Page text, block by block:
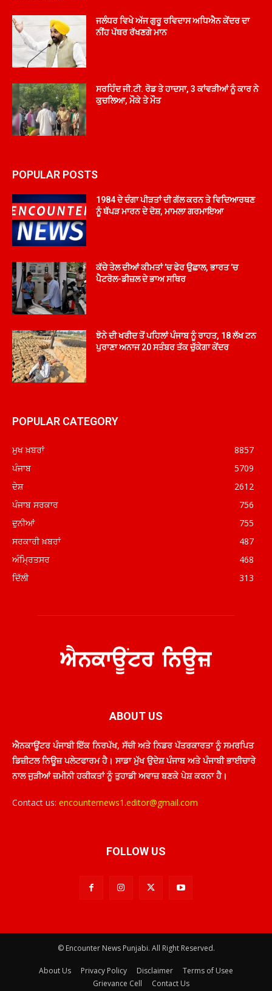
ਜਲੰਧਰ ਵਿਖੇ ਅੱਜ ਗੁਰੂ ਰਵਿਦਾਸ ਅਧਿਐਨ ਕੇਂਦਰ ਦਾ
ਨੀਂਹ ਪੱਥਰ ਰੱਖਣਗੇ ਮਾਨ
ਸਰਹਿੰਦ ਜੀ.ਟੀ. ਰੋਡ ਤੇ ਹਾਦਸਾ, 3 ਕਾਂਵੜੀਆਂ ਨੂੰ ਕਾਰ ਨੇ
ਕੁਚਲਿਆ, ਮੌਕੇ ਤੇ ਮੌਤ
POPULAR POSTS
1984 ਦੇ ਦੰਗਾ ਪੀੜਤਾਂ ਦੀ ਗੱਲ ਕਰਨ ਤੇ ਵਿਦਿਆਰਥਣ
ਨੂੰ ਥੱਪੜ ਮਾਰਨ ਦੇ ਦੋਸ਼, ਮਾਮਲਾ ਗਰਮਾਇਆ
ਕੱਚੇ ਤੇਲ ਦੀਆਂ ਕੀਮਤਾਂ ’ਚ ਫੇਰ ਉਛਾਲ, ਭਾਰਤ ’ਚ
ਪੈਟਰੋਲ-ਡੀਜ਼ਲ ਦੇ ਭਾਅ ਸਥਿਰ
ਝੋਨੇ ਦੀ ਖਰੀਦ ਤੋਂ ਪਹਿਲਾਂ ਪੰਜਾਬ ਨੂੰ ਰਾਹਤ, 18 ਲੱਖ ਟਨ
ਪੁਰਾਣਾ ਅਨਾਜ 20 ਸਤੰਬਰ ਤੱਕ ਚੁੱਕੇਗਾ ਕੇਂਦਰ
POPULAR CATEGORY
ਮੁਖ ਖ਼ਬਰਾਂ
8857
ਪੰਜਾਬ
5709
ਦੇਸ਼
2612
ਪੰਜਾਬ ਸਰਕਾਰ
756
ਦੁਨੀਆਂ
755
ਸਰਕਾਰੀ ਖ਼ਬਰਾਂ
487
ਅੰਮ੍ਰਿਤਸਰ
468
ਦਿੱਲੀ
313
ABOUT US
ਐਨਕਾਊਂਟਰ ਪੰਜਾਬੀ ਇੱਕ ਨਿਰਪੱਖ, ਸੱਚੀ ਅਤੇ ਨਿਡਰ ਪੱਤਰਕਾਰਤਾ ਨੂੰ ਸਮਰਪਿਤ
ਡਿਜ਼ੀਟਲ ਨਿਊਜ਼ ਪਲੇਟਫਾਰਮ ਹੈ। ਸਾਡਾ ਮੁੱਖ ਉਦੇਸ਼ ਪੰਜਾਬ ਅਤੇ ਪੰਜਾਬੀ ਭਾਈਚਾਰੇ
ਨਾਲ ਜੁੜੀਆਂ ਜ਼ਮੀਨੀ ਹਕੀਕਤਾਂ ਨੂੰ ਤੁਹਾਡੀ ਅਵਾਜ਼ ਬਣਕੇ ਪੇਸ਼ ਕਰਨਾ ਹੈ।
Contact us: encounternews1.editor@gmail.com
FOLLOW US
© Encounter News Punjabi. All Right Reserved.
About Us Privacy Policy Disclaimer
Terms of Usee
Grievance Cell
Contact Us